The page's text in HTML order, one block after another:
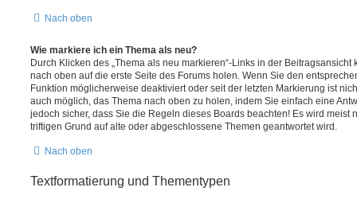
Nach oben
Wie markiere ich ein Thema als neu?
Durch Klicken des „Thema als neu markieren“-Links in der
nach oben auf die erste Seite des Forums holen. Wenn Sie den
Funktion möglicherweise deaktiviert oder seit der letzten Markierung ist
auch möglich, das Thema nach oben zu holen, indem Sie einfach eine
jedoch sicher, dass Sie die Regeln dieses Boards beachten! Es wird meist
triftigen Grund auf alte oder abgeschlossene Themen geantwortet wird.
Nach oben
Textformatierung und Thementypen